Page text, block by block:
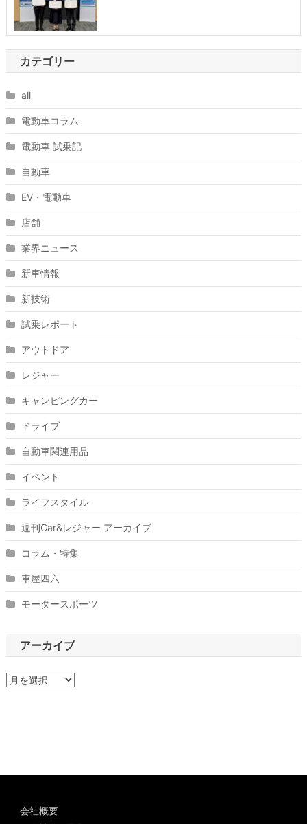
カテゴリー
all
電動車コラム
電動車 試乗記
自動車
EV・電動車
店舗
業界ニュース
新車情報
新技術
試乗レポート
アウトドア
レジャー
キャンピングカー
ドライブ
自動車関連用品
イベント
ライフスタイル
週刊Car&レジャー アーカイブ
コラム・特集
車屋四六
モータースポーツ
アーカイブ
ア
会社概要